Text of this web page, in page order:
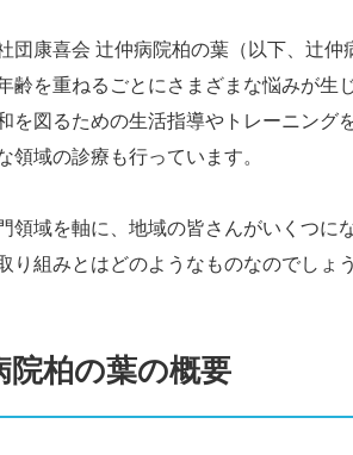
団康喜会 辻仲病院柏の葉（以下、辻
齢を重ねるごとにさまざまな悩みが
を図るための生活指導やトレーニング
領域の診療も行っています。
領域を軸に、地域の皆さんがいくつに
り組みとはどのようなものなのでしょ
院柏の葉の概要